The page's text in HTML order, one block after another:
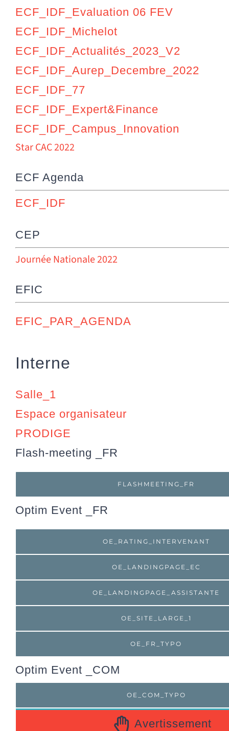
ECF_IDF_Evaluation 06 FEV
ECF_IDF_Michelot
ECF_IDF_Actualités_2023_V2
ECF_IDF_Aurep_Decembre_2022
ECF_IDF_77
ECF_IDF_Expert&Finance
ECF_IDF_Campus_Innovation
Star CAC 2022
ECF Agenda
ECF_IDF
CEP
Journée Nationale 2022
EFIC
EFIC_PAR_AGENDA
Interne
Salle_1
Espace organisateur
PRODIGE
Flash-meeting _FR
FLASHMEETING_FR
Optim Event _FR
OE_RATING_INTERVENANT
OE_LANDINGPAGE_EC
OE_LANDINGPAGE_ASSISTANTE
OE_SITE_LARGE_1
OE_FR_TYPO
Optim Event _COM
OE_COM_TYPO
Avertissement